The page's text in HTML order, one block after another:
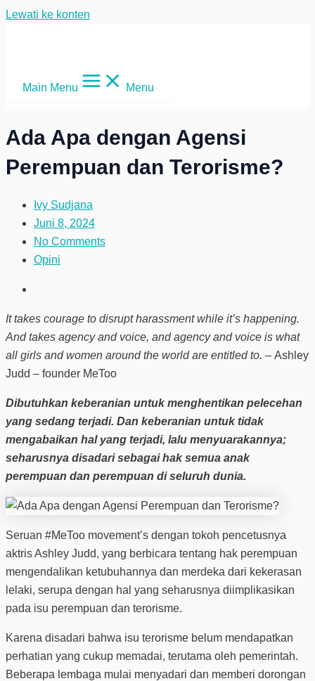
Lewati ke konten
Main Menu Menu
Ada Apa dengan Agensi
Perempuan dan Terorisme?
Ivy Sudjana
Juni 8, 2024
No Comments
Opini
It takes courage to disrupt harassment while it’s happening.
And takes agency and voice, and agency and voice is what
all girls and women around the world are entitled to. – Ashley
Judd – founder MeToo
Dibutuhkan keberanian untuk menghentikan pelecehan
yang sedang terjadi. Dan keberanian untuk tidak
mengabaikan hal yang terjadi, lalu menyuarakannya;
seharusnya disadari sebagai hak semua anak
perempuan dan perempuan di seluruh dunia.
Seruan #MeToo movement’s dengan tokoh pencetusnya
aktris Ashley Judd, yang berbicara tentang hak perempuan
mengendalikan ketubuhannya dan merdeka dari kekerasan
lelaki, serupa dengan hal yang seharusnya diimplikasikan
pada isu perempuan dan terorisme.
Karena disadari bahwa isu terorisme belum mendapatkan
perhatian yang cukup memadai, terutama oleh pemerintah.
Beberapa lembaga mulai menyadari dan memberi dorongan